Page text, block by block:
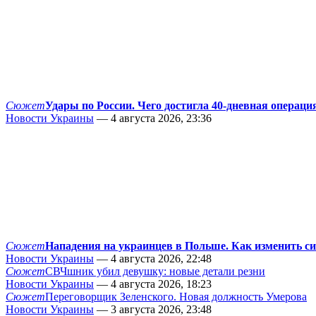
СюжетУдары по России. Чего достигла 40-дневная
Новости Украины — 4 августа 2026, 23:36
СюжетНападения на украинцев в Польше. Как изменить
Новости Украины — 4 августа 2026, 22:48
СюжетСВЧшник убил девушку: новые детали резни
Новости Украины — 4 августа 2026, 18:23
СюжетПереговорщик Зеленского. Новая должность Умерова
Новости Украины — 3 августа 2026, 23:48